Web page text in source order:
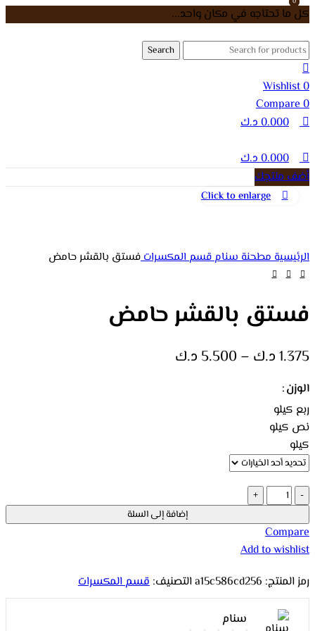
كل ما تحتاجه في مكان واحد...
Search
0
Wishlist
0
Compare
0.000د.ك
0.000د.ك
أضف منتجك
Click to enlarge
الرئيسيةمطحنة سنامقسم المكسراتفستق بالقشر حامض
فستق بالقشر حامض
1.375د.ك –
5.500 د.ك
الوزن
ربع كيلو
نص كيلو
كيلو
إضافة إلى السلة
Compare
Add to wishlist
رمز المنتج: a15c586cd256التصنيف: قسم المكسرات
سنام